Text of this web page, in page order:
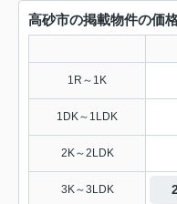
高砂市の掲載物件の価
1R～1K
1DK～1LDK
2K～2LDK
3K～3LDK